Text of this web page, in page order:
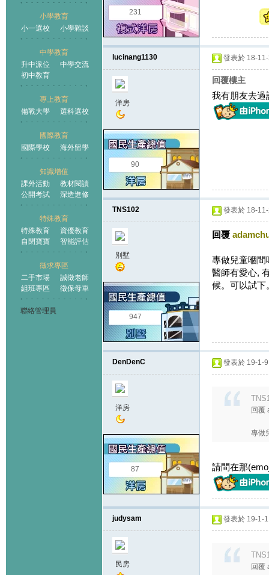
小學教育
小一選校
小學雜談
中學教育
升中派位
中學交流
初中教育
專上教育
備戰大學
選科選校
國際教育
國際學校
海外留學
知識增值
課外活動
教材閱讀
公開考試
深造進修
特殊教育
特殊教育
資優教育
自閉寶寶
智能評估
徵求專區
二手市場
誠徵老師
組班專區
徵保母車
聯絡管理員
231
lucinang1130
洋房
90
發表於 18-
回覆樓主
我有朋友去過
TNS102
別墅
947
發表於 18-
回覆
專做兒童嗰間
醫師有愛心,
候。可以試下
DenDenC
洋房
87
發表於 19-1-
回覆
專做
請問在那
judysam
民房
發表於 19-1-
回覆